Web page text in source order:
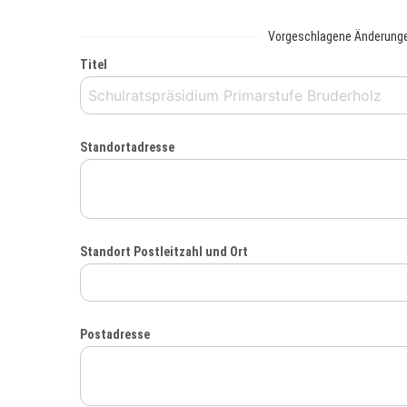
Vorgeschlagene
Titel
Standortadresse
Standort Postleitzahl und Ort
Postadresse